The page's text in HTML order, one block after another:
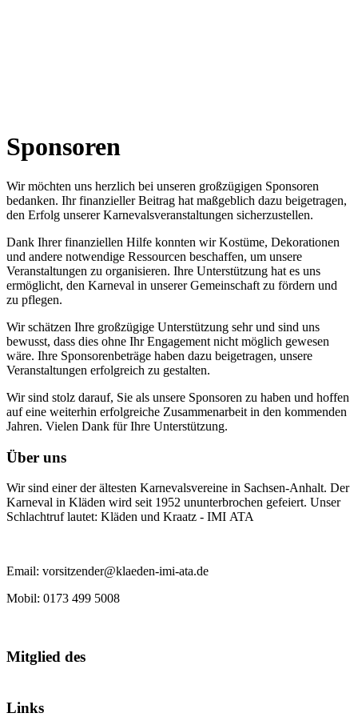
Sponsoren
Wir möchten uns herzlich bei unseren großzügigen Sponsoren
bedanken. Ihr finanzieller Beitrag hat maßgeblich dazu beigetragen,
den Erfolg unserer Karnevalsveranstaltungen sicherzustellen.
Dank Ihrer finanziellen Hilfe konnten wir Kostüme, Dekorationen
und andere notwendige Ressourcen beschaffen, um unsere
Veranstaltungen zu organisieren. Ihre Unterstützung hat es uns
ermöglicht, den Karneval in unserer Gemeinschaft zu fördern und
zu pflegen.
Wir schätzen Ihre großzügige Unterstützung sehr und sind uns
bewusst, dass dies ohne Ihr Engagement nicht möglich gewesen
wäre. Ihre Sponsorenbeträge haben dazu beigetragen, unsere
Veranstaltungen erfolgreich zu gestalten.
Wir sind stolz darauf, Sie als unsere Sponsoren zu haben und hoffen
auf eine weiterhin erfolgreiche Zusammenarbeit in den kommenden
Jahren. Vielen Dank für Ihre Unterstützung.
Über uns
Wir sind einer der ältesten Karnevalsvereine in Sachsen-Anhalt. Der
Karneval in Kläden wird seit 1952 ununterbrochen gefeiert. Unser
Schlachtruf lautet: Kläden und Kraatz - IMI ATA
Email: vorsitzender@klaeden-imi-ata.de
Mobil: 0173 499 5008
Mitglied des
Links